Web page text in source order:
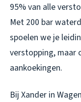
95% van alle
Met 200 bar
spoelen we je
verstopping, maar
aankoekingen.
Bij Xander in